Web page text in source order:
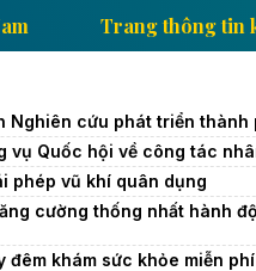
xã Việt Nam
Nghiên cứu phát triển thành
vụ Quốc hội về công tác
phép vũ khí quân dụng
cường thống nhất hành
khám sức khỏe miễn phí